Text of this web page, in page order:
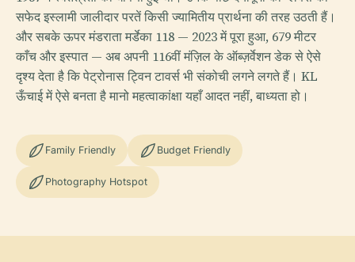
सफेद इस्लामी जालीदार परतें किसी ज्यामितीय प्रार्थना की तरह उठती हैं।
और सबके ऊपर मंडराता मर्डेका 118 — 2023 में पूरा हुआ, 679 मीटर
काँच और इस्पात — अब अपनी 116वीं मंज़िल के ऑब्ज़र्वेशन डेक से ऐसे
दृश्य देता है कि पेट्रोनास ट्विन टावर्स भी संकोची लगने लगते हैं। KL
ऊँचाई में ऐसे बनता है मानो महत्वाकांक्षा यहाँ आदत नहीं, बाध्यता हो।
Family Friendly Budget Friendly
Photography Hotspot